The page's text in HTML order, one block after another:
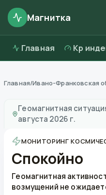
Магнитка
Главная Kp
Главная/Ивано-Франковская
Геомагнитная
августа 2026 г.
МОНИТОРИНГ
Спокойно
Геомагнитная
возмущений не